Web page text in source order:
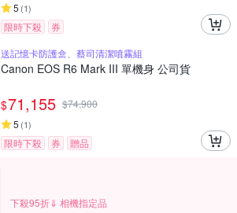
5 (1)
限時下殺
券
送記憶卡防護盒、蔡司清潔噴霧組
Canon EOS R6 Mark III 單機身 公司貨
$71,155 $74,900
5 (1)
限時下殺 券 贈品
下殺95折⇓ 相機指定品